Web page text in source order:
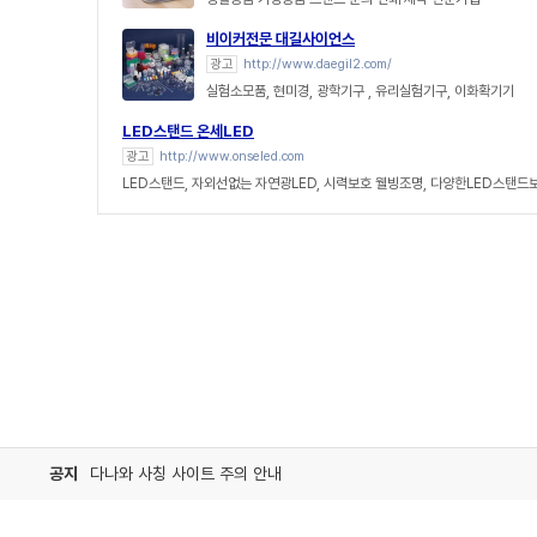
비이커전문 대길사이언스
광고 http://www.daegil2.com/
실험소모품, 현미경, 광학기구 , 유리실험기구, 이화확기기
LED스탠드 온세LED
광고 http://www.onseled.com
LED스탠드, 자외선없는 자연광LED, 시력보호 웰빙조명, 다양한LED스탠드
공지 다나와 사칭 사이트 주의 안내